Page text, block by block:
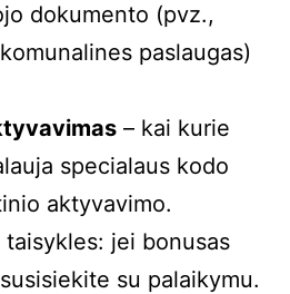
dokumento (pvz.,
paslaugas)
– kai kurie
specialaus kodo
aktyvavimo.
jei bonusas
su palaikymu.